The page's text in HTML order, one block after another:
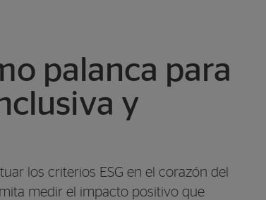
palanca para
y
los criterios ESG en el corazón del
medir el impacto positivo que